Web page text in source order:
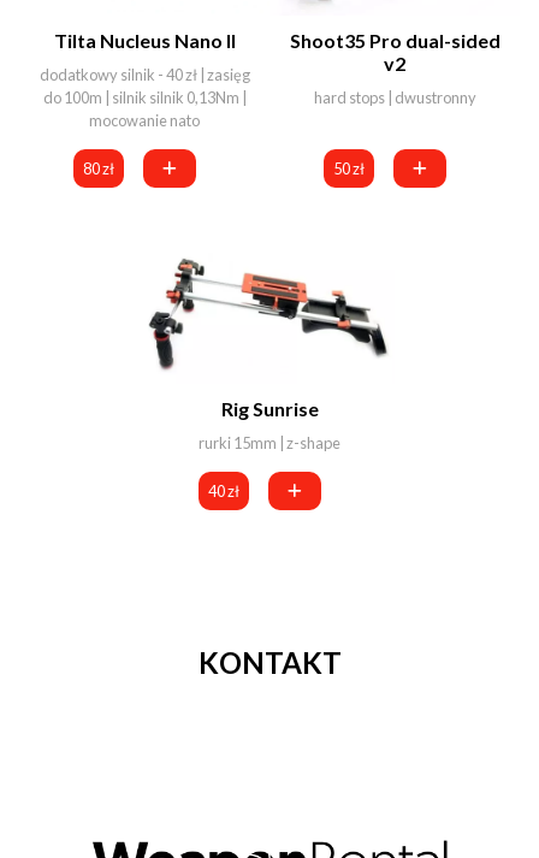
Tilta Nucleus Nano II
dodatkowy silnik - 40 zł | zasięg
do 100m | silnik silnik 0,13Nm |
mocowanie nato
80 zł
Shoot35 Pro dual-sided
v2
hard stops | dwustronny
50 zł
Rig Sunrise
rurki 15mm | z-shape
40 zł
KONTAKT